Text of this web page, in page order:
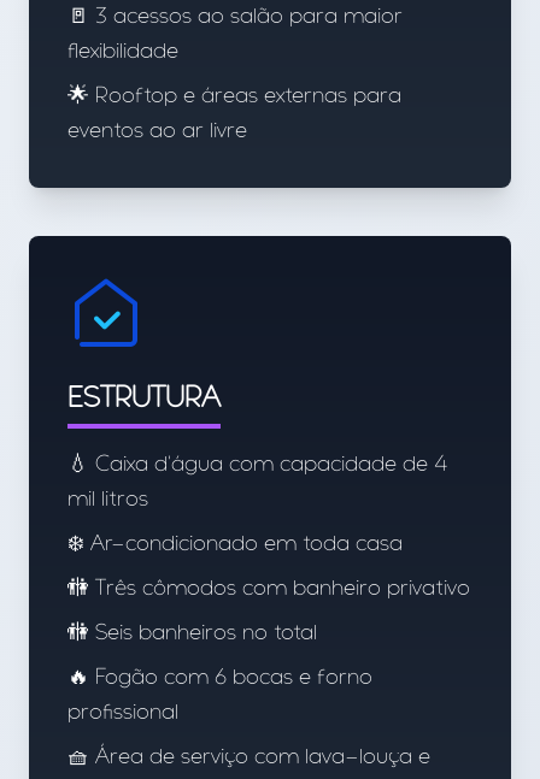
🚪 3 acessos ao salão para maior
flexibilidade
🌟 Rooftop e áreas externas para
eventos ao ar livre
ESTRUTURA
💧 Caixa d'água com capacidade de 4
mil litros
❄️ Ar-condicionado em toda casa
🚻 Três cômodos com banheiro privativo
🚻 Seis banheiros no total
🔥 Fogão com 6 bocas e forno
profissional
🧺 Área de serviço com lava-louça e